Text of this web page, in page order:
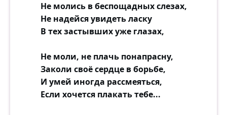
Не молись в беспощадных слезах,
Не надейся увидеть ласку
В тех застывших уже глазах,
Не моли, не плачь понапрасну,
Заколи своё сердце в борьбе,
И умей иногда рассмеяться,
Если хочется плакать тебе...